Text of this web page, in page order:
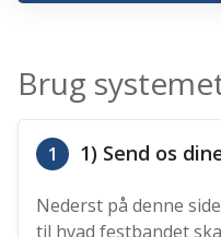
Brug
1 1) Send os
Nederst på denne
til hvad festbandet